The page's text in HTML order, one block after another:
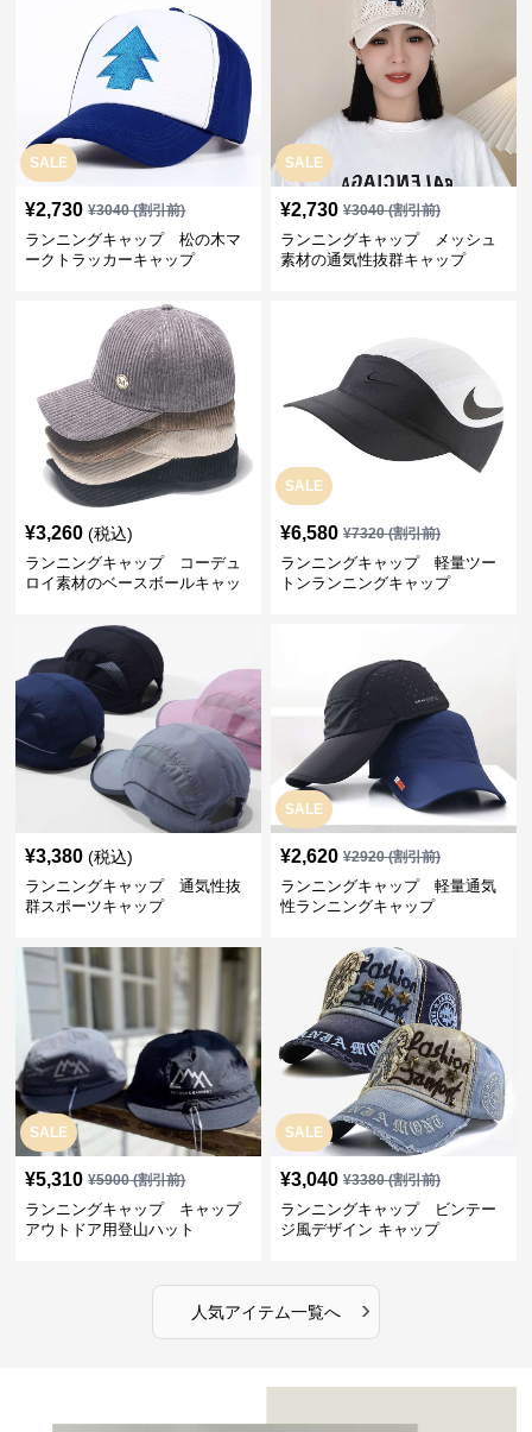
SALE
¥2,730 ¥3040(割引前)
ランニングキャップ 松の木マ
ークトラッカーキャップ
SALE
¥2,730 ¥3040(割引前)
ランニングキャップ メッシュ
素材の通気性抜群キャップ
¥3,260 (税込)
ランニングキャップ コーデュ
ロイ素材のベースボールキャッ
SALE
¥6,580 ¥7320(割引前)
ランニングキャップ 軽量ツー
トンランニングキャップ
¥3,380 (税込)
ランニングキャップ 通気性抜
群スポーツキャップ
SALE
¥2,620 ¥2920(割引前)
ランニングキャップ 軽量通気
性ランニングキャップ
SALE
¥5,310 ¥5900(割引前)
ランニングキャップ キャップ
アウトドア用登山ハット
SALE
¥3,040 ¥3380(割引前)
ランニングキャップ ビンテー
ジ風デザイン キャップ
人気アイテム一覧へ ›